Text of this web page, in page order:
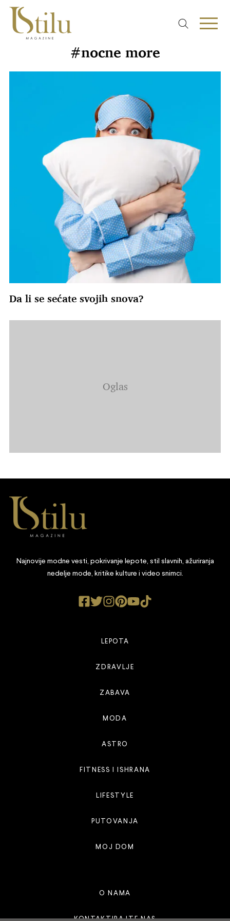
#nocne more
Da li se sećate svojih snova?
Najnovije modne vesti, pokrivanje lepote, stil slavnih, ažuriranja
nedelje mode, kritike kulture i video snimci.
LEPOTA
ZDRAVLJE
ZABAVA
MODA
ASTRO
FITNESS I ISHRANA
LIFESTYLE
PUTOVANJA
MOJ DOM
O NAMA
KONTAKTIRAJTE NAS